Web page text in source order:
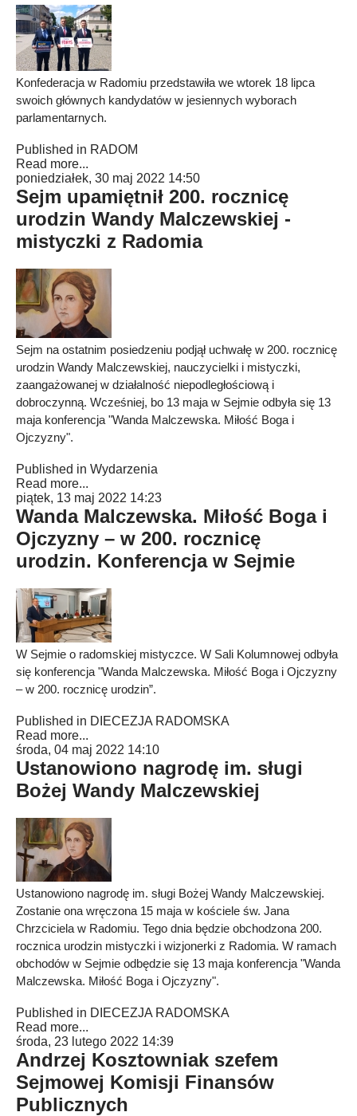
Konfederacja w Radomiu przedstawiła we wtorek 18 lipca
swoich głównych kandydatów w jesiennych wyborach
parlamentarnych.
Published in RADOM
Read more...
poniedziałek, 30 maj 2022 14:50
Sejm upamiętnił 200. rocznicę
urodzin Wandy Malczewskiej -
mistyczki z Radomia
Sejm na ostatnim posiedzeniu podjął uchwałę w 200. rocznicę
urodzin Wandy Malczewskiej, nauczycielki i mistyczki,
zaangażowanej w działalność niepodległościową i
dobroczynną. Wcześniej, bo 13 maja w Sejmie odbyła się 13
maja konferencja "Wanda Malczewska. Miłość Boga i
Ojczyzny".
Published in Wydarzenia
Read more...
piątek, 13 maj 2022 14:23
Wanda Malczewska. Miłość Boga i
Ojczyzny – w 200. rocznicę
urodzin. Konferencja w Sejmie
W Sejmie o radomskiej mistyczce. W Sali Kolumnowej odbyła
się konferencja "Wanda Malczewska. Miłość Boga i Ojczyzny
– w 200. rocznicę urodzin”.
Published in DIECEZJA RADOMSKA
Read more...
środa, 04 maj 2022 14:10
Ustanowiono nagrodę im. sługi
Bożej Wandy Malczewskiej
Ustanowiono nagrodę im. sługi Bożej Wandy Malczewskiej.
Zostanie ona wręczona 15 maja w kościele św. Jana
Chrzciciela w Radomiu. Tego dnia będzie obchodzona 200.
rocznica urodzin mistyczki i wizjonerki z Radomia. W ramach
obchodów w Sejmie odbędzie się 13 maja konferencja "Wanda
Malczewska. Miłość Boga i Ojczyzny".
Published in DIECEZJA RADOMSKA
Read more...
środa, 23 lutego 2022 14:39
Andrzej Kosztowniak szefem
Sejmowej Komisji Finansów
Publicznych